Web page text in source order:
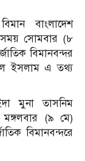
বাংলাদেশ
সময় সোমবার (৮
বিমানবন্দর
ইসলাম এ তথ্য
মুনা তাসনিম
মঙ্গলবার (৯ মে)
বিমানবন্দরে